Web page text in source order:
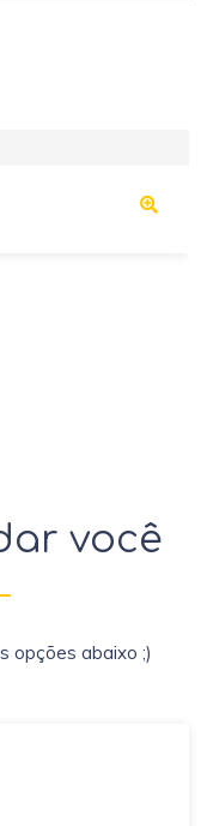
você
opções abaixo ;)